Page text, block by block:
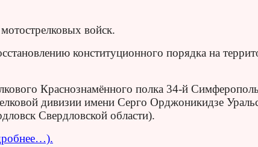
войск.
конституционного порядка на
Краснознамённого полка 34-й
дивизии имени Серго Орджоникидзе
Свердловской области).